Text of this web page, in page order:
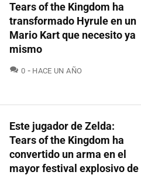
Tears of the Kingdom ha
transformado Hyrule en un
Mario Kart que necesito ya
mismo
0 COMENTARIOS
HACE UN AÑO
Este jugador de Zelda:
Tears of the Kingdom ha
convertido un arma en el
mayor festival explosivo de